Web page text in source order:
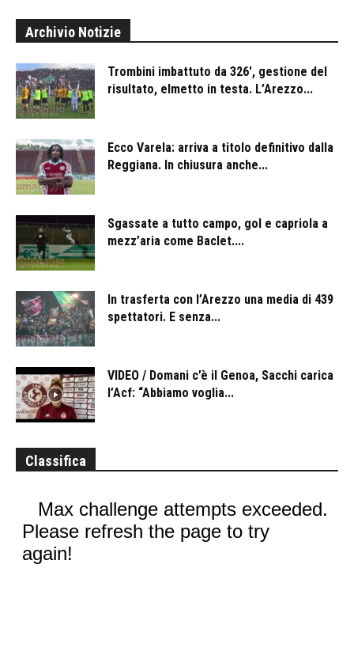
Archivio Notizie
Trombini imbattuto da 326′, gestione del
risultato, elmetto in testa. L’Arezzo...
Ecco Varela: arriva a titolo definitivo dalla
Reggiana. In chiusura anche...
Sgassate a tutto campo, gol e capriola a
mezz’aria come Baclet....
In trasferta con l’Arezzo una media di 439
spettatori. E senza...
VIDEO / Domani c’è il Genoa, Sacchi carica
l’Acf: “Abbiamo voglia...
Classifica